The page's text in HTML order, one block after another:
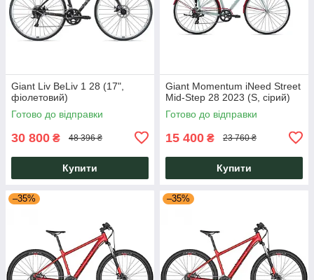
Giant Liv BeLiv 1 28 (17",
фіолетовий)
Готово до відправки
30 800 ₴ 48 396 ₴
Купити
Giant Momentum iNeed Street
Mid-Step 28 2023 (S, сірий)
Готово до відправки
15 400 ₴ 23 760 ₴
Купити
–35% –35%